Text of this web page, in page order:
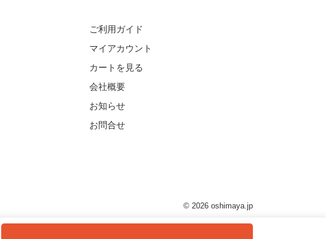
ご利用ガイド
マイアカウント
カートを見る
会社概要
お知らせ
お問合せ
© 2026 oshimaya.jp